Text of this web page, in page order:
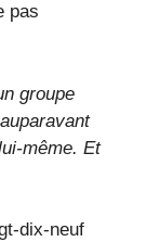
pas
groupe
même. Et
dix-neuf